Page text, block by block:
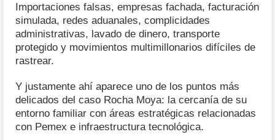
Importaciones falsas, empresas fachada, facturación
simulada, redes aduanales, complicidades
administrativas, lavado de dinero, transporte
protegido y movimientos multimillonarios difíciles de
rastrear.
Y justamente ahí aparece uno de los puntos más
delicados del caso Rocha Moya: la cercanía de su
entorno familiar con áreas estratégicas relacionadas
con Pemex e infraestructura tecnológica.